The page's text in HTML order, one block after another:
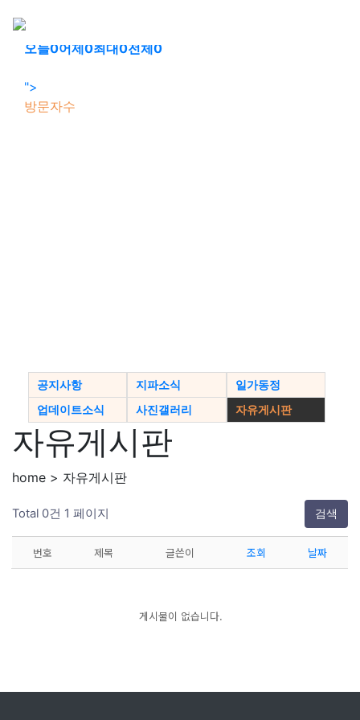
오늘0어제0최대0전체0
">
방문자수
공지사항 지파소식
일가동정
업데이트소식
사진갤러리 자유게시판
자유게시판
home > 자유게시판
Total 0건 1 페이지 검색
번호 제목 글쓴이 조회 날짜
게시물이 없습니다.